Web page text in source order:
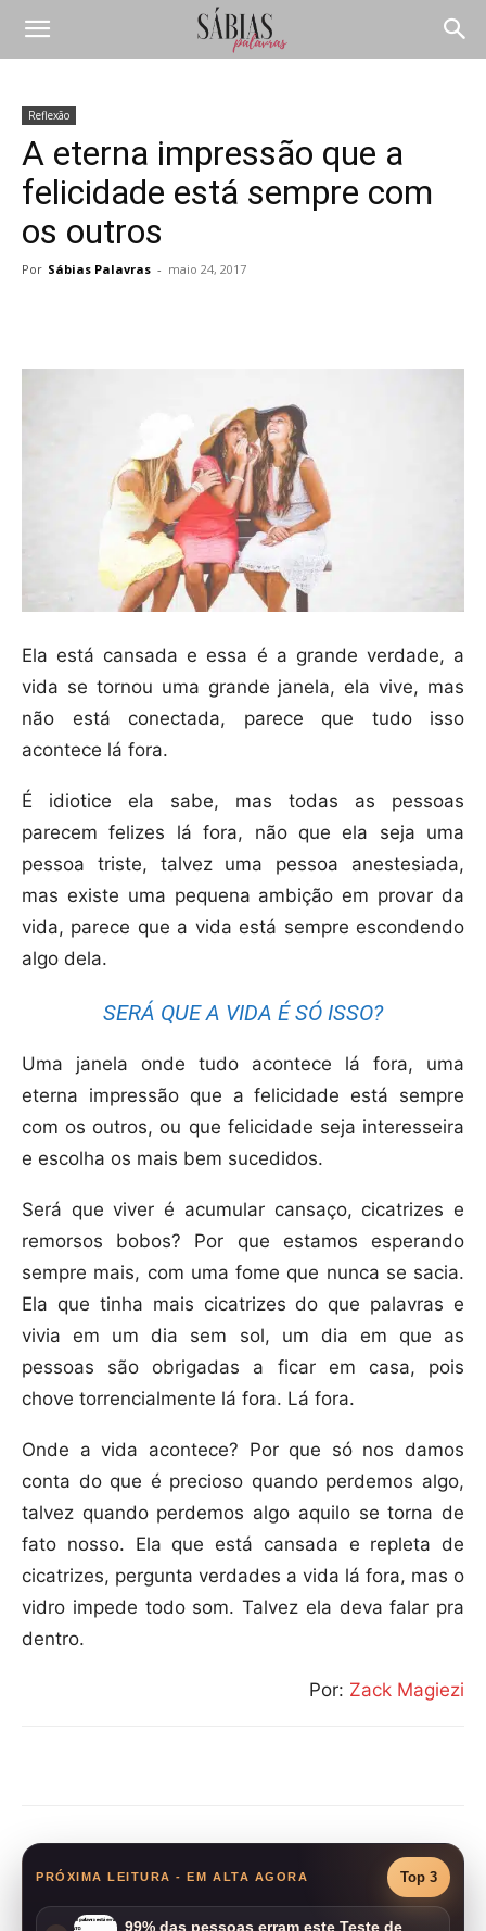
Reflexão
A eterna impressão que a
felicidade está sempre com
os outros
Por Sábias Palavras - maio 24, 2017
Ela está cansada e essa é a grande verdade, a
vida se tornou uma grande janela, ela vive, mas
não está conectada, parece que tudo isso
acontece lá fora.
É idiotice ela sabe, mas todas as pessoas
parecem felizes lá fora, não que ela seja uma
pessoa triste, talvez uma pessoa anestesiada,
mas existe uma pequena ambição em provar da
vida, parece que a vida está sempre escondendo
algo dela.
SERÁ QUE A VIDA É SÓ ISSO?
Uma janela onde tudo acontece lá fora, uma
eterna impressão que a felicidade está sempre
com os outros, ou que felicidade seja interesseira
e escolha os mais bem sucedidos.
Será que viver é acumular cansaço, cicatrizes e
remorsos bobos? Por que estamos esperando
sempre mais, com uma fome que nunca se sacia.
Ela que tinha mais cicatrizes do que palavras e
vivia em um dia sem sol, um dia em que as
pessoas são obrigadas a ficar em casa, pois
chove torrencialmente lá fora. Lá fora.
Onde a vida acontece? Por que só nos damos
conta do que é precioso quando perdemos algo,
talvez quando perdemos algo aquilo se torna de
fato nosso. Ela que está cansada e repleta de
cicatrizes, pergunta verdades a vida lá fora, mas o
vidro impede todo som. Talvez ela deva falar pra
dentro.
Por: Zack Magiezi
PRÓXIMA LEITURA - EM ALTA AGORA Top 3
99% das pessoas erram este Teste de